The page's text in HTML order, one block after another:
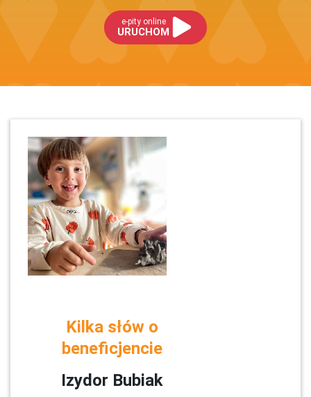
e-pity online
URUCHOM
Kilka słów o
beneficjencie
Izydor Bubiak